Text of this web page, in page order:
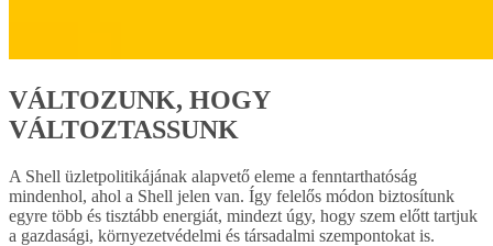
VÁLTOZUNK, HOGY
VÁLTOZTASSUNK
A Shell üzletpolitikájának alapvető eleme a fenntarthatóság
mindenhol, ahol a Shell jelen van. Így felelős módon biztosítunk
egyre több és tisztább energiát, mindezt úgy, hogy szem előtt tartjuk
a gazdasági, környezetvédelmi és társadalmi szempontokat is.